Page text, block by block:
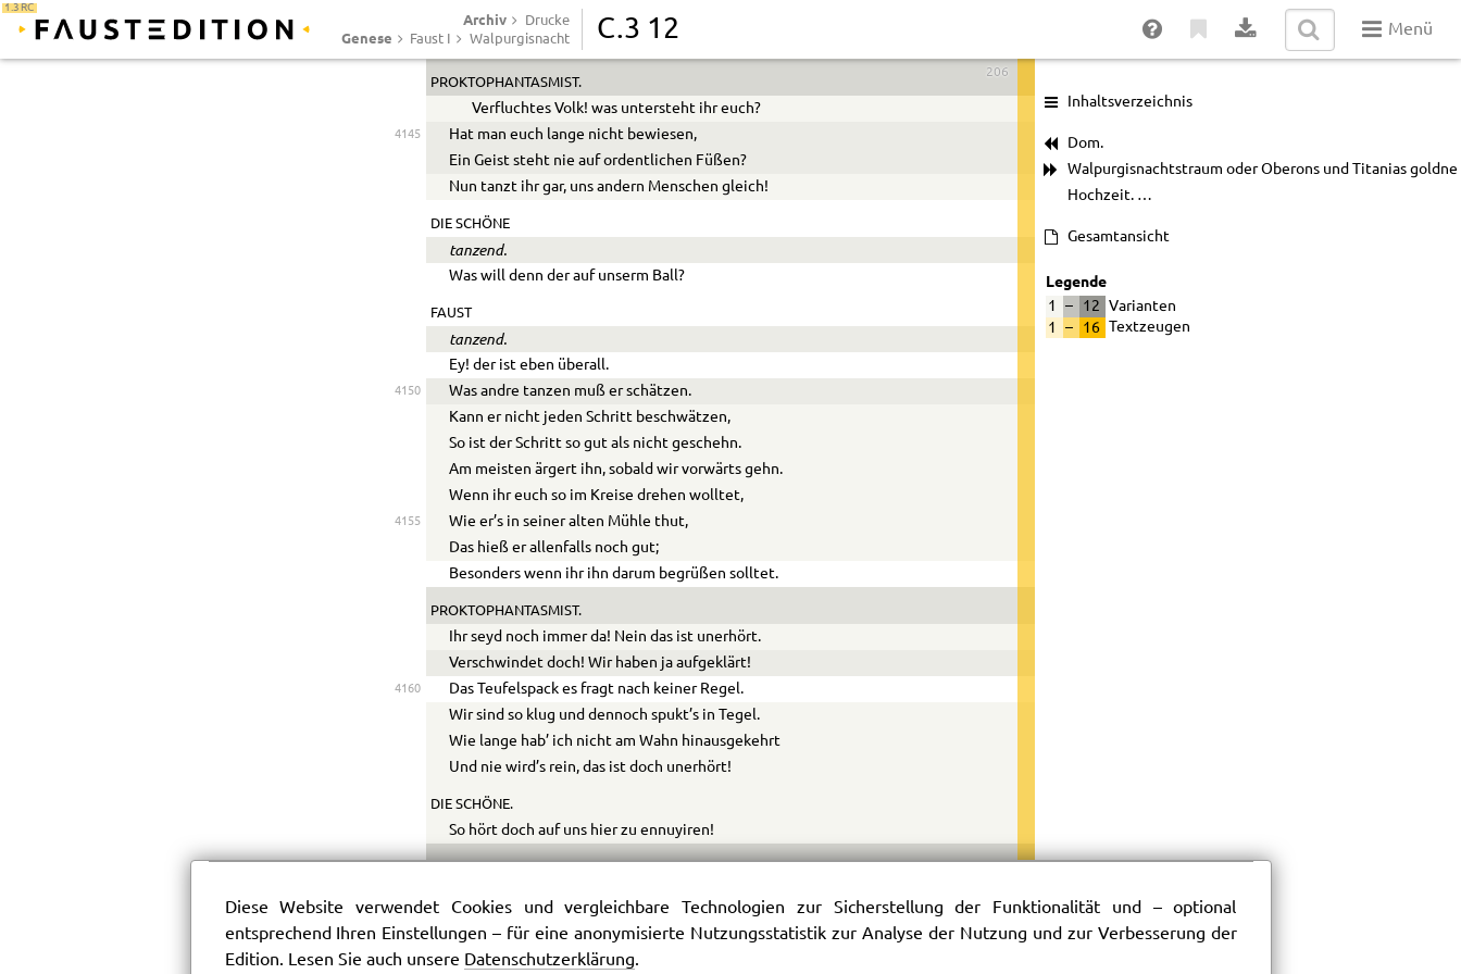
1.3 RC
Archiv Drucke
Genese Faust I Walpurgisnacht C.3 12 Menü
Halt’ er einen— —
bereit,
Wenn er— — —nicht scheut.
206
PROKTOPHANTASMIST.
Verfluchtes Volk! was untersteht ihr euch?
4145
Hat man euch lange nicht bewiesen,
Ein Geist steht nie auf ordentlichen Füßen?
Nun tanzt ihr gar, uns andern Menschen gleich!
DIE SCHÖNE
tanzend.
Was will denn der auf unserm Ball?
FAUST
tanzend.
Ey! der ist eben überall.
4150
Was andre tanzen muß er schätzen.
Kann er nicht jeden Schritt beschwätzen,
So ist der Schritt so gut als nicht geschehn.
Am meisten ärgert ihn, sobald wir vorwärts gehn.
Wenn ihr euch so im Kreise drehen wolltet,
4155
Wie er’s in seiner alten Mühle thut,
Das hieß er allenfalls noch gut;
Besonders wenn ihr ihn darum begrüßen solltet.
PROKTOPHANTASMIST.
Ihr seyd noch immer da! Nein das ist unerhört.
Verschwindet doch! Wir haben ja aufgeklärt!
4160
Das Teufelspack es fragt nach keiner Regel.
Wir sind so klug und dennoch spukt’s in Tegel.
Wie lange hab’ ich nicht am Wahn hinausgekehrt
Und nie wird’s rein, das ist doch unerhört!
DIE SCHÖNE.
So hört doch auf uns hier zu ennuyiren!
Den Geistesdespotismus leid’ ich nicht;
Mein Geist kann ihn nicht exerciren.
Inhaltsverzeichnis
Dom.
Walpurgisnachtstraum oder Oberons und Titanias goldne
Hochzeit. …
Gesamtansicht
Legende
1 – 12
Varianten
1
– 16 Textzeugen
Diese Website verwendet Cookies und vergleichbare Technologien zur Sicherstellung der Funktionalität und – optional
entsprechend Ihren Einstellungen – für eine anonymisierte Nutzungsstatistik zur Analyse der Nutzung und zur Verbesserung der
Edition. Lesen Sie auch unsere Datenschutzerklärung.